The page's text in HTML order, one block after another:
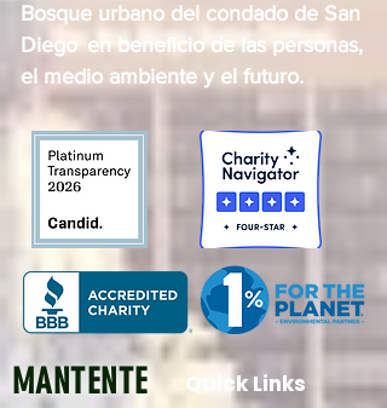
Bosque urbano del condado de San
Diego en beneficio de las personas,
el medio ambiente y el futuro.
MANTENTE
Quick Links